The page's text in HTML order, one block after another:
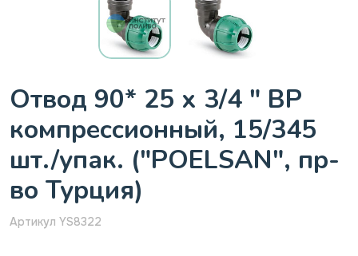
Отвод 90* 25 х 3/4 " ВР
компрессионный, 15/345
шт./упак. ("POELSAN", пр-
во Турция)
Артикул YS8322